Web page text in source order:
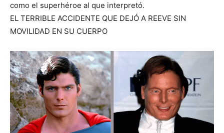
como el superhéroe al que interpretó.
EL TERRIBLE ACCIDENTE QUE DEJÓ A REEVE SIN
MOVILIDAD EN SU CUERPO